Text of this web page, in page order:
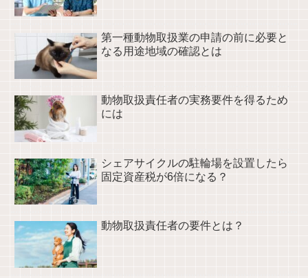
第一種動物取扱業の申請の前に必要と
なる用途地域の確認とは
動物取扱責任者の実務要件を得るため
には
シェアサイクルの駐輪場を設置したら
固定資産税が6倍になる？
動物取扱責任者の要件とは？